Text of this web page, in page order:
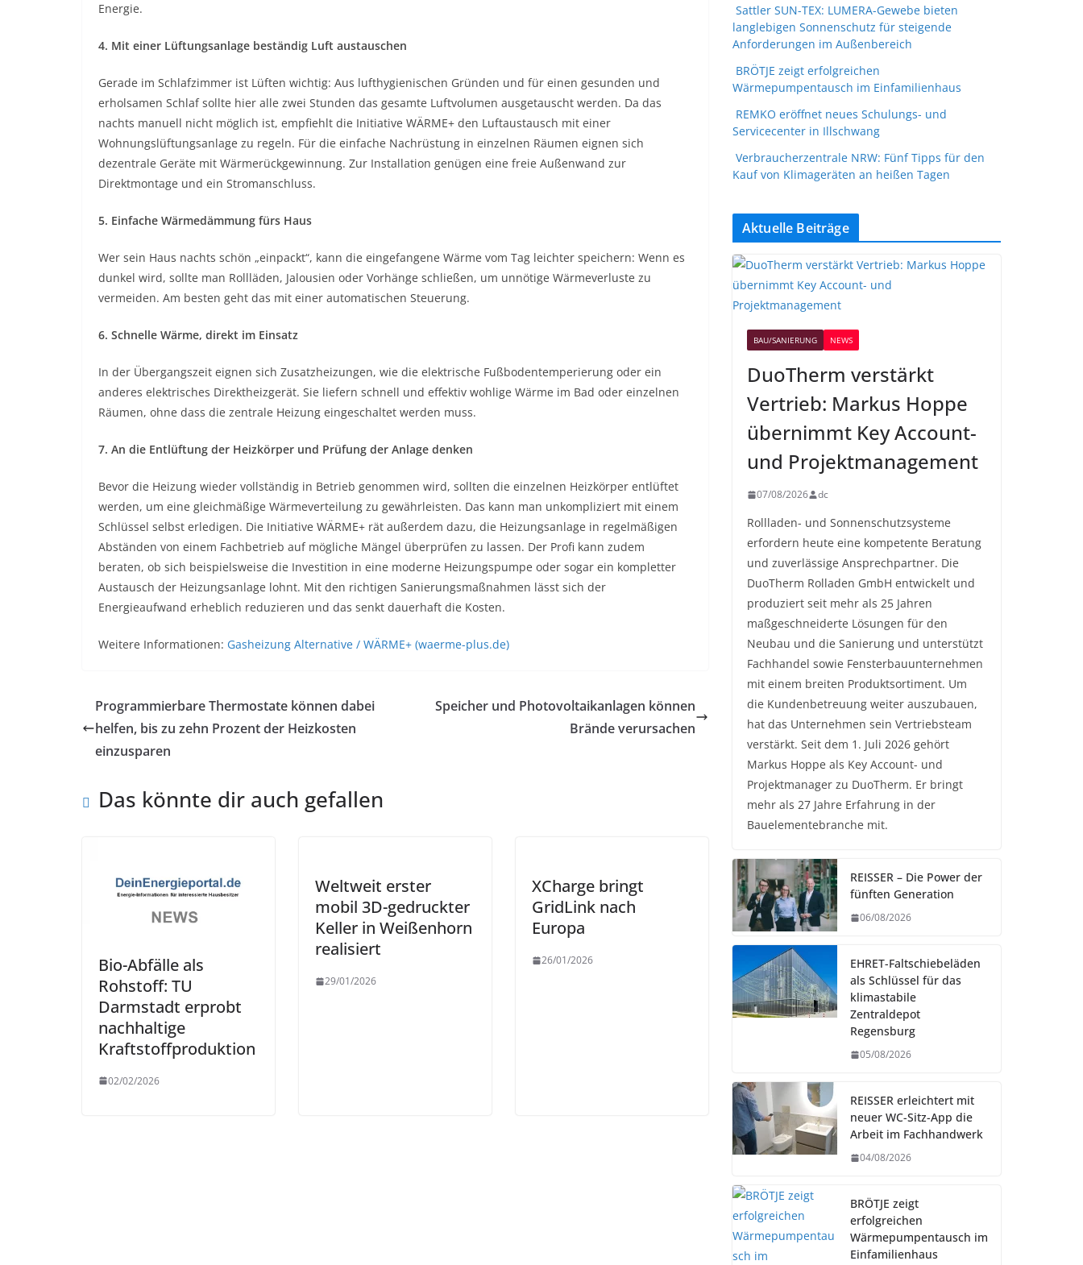
Energie.
4. Mit einer Lüftungsanlage beständig Luft austauschen
Gerade im Schlafzimmer ist Lüften wichtig: Aus lufthygienischen Gründen und für einen gesunden und
erholsamen Schlaf sollte hier alle zwei Stunden das gesamte Luftvolumen ausgetauscht werden. Da das
nachts manuell nicht möglich ist, empfiehlt die Initiative WÄRME+ den Luftaustausch mit einer
Wohnungslüftungsanlage zu regeln. Für die einfache Nachrüstung in einzelnen Räumen eignen sich
dezentrale Geräte mit Wärmerückgewinnung. Zur Installation genügen eine freie Außenwand zur
Direktmontage und ein Stromanschluss.
5. Einfache Wärmedämmung fürs Haus
Wer sein Haus nachts schön „einpackt“, kann die eingefangene Wärme vom Tag leichter speichern: Wenn es
dunkel wird, sollte man Rollläden, Jalousien oder Vorhänge schließen, um unnötige Wärmeverluste zu
vermeiden. Am besten geht das mit einer automatischen Steuerung.
6. Schnelle Wärme, direkt im Einsatz
In der Übergangszeit eignen sich Zusatzheizungen, wie die elektrische Fußbodentemperierung oder ein
anderes elektrisches Direktheizgerät. Sie liefern schnell und effektiv wohlige Wärme im Bad oder einzelnen
Räumen, ohne dass die zentrale Heizung eingeschaltet werden muss.
7. An die Entlüftung der Heizkörper und Prüfung der Anlage denken
Bevor die Heizung wieder vollständig in Betrieb genommen wird, sollten die einzelnen Heizkörper entlüftet
werden, um eine gleichmäßige Wärmeverteilung zu gewährleisten. Das kann man unkompliziert mit einem
Schlüssel selbst erledigen. Die Initiative WÄRME+ rät außerdem dazu, die Heizungsanlage in regelmäßigen
Abständen von einem Fachbetrieb auf mögliche Mängel überprüfen zu lassen. Der Profi kann zudem
beraten, ob sich beispielsweise die Investition in eine moderne Heizungspumpe oder sogar ein kompletter
Austausch der Heizungsanlage lohnt. Mit den richtigen Sanierungsmaßnahmen lässt sich der
Energieaufwand erheblich reduzieren und das senkt dauerhaft die Kosten.
Weitere Informationen: Gasheizung Alternative / WÄRME+ (waerme-plus.de)
Programmierbare Thermostate können dabei
helfen, bis zu zehn Prozent der Heizkosten
einzusparen
Speicher und Photovoltaikanlagen können
Brände verursachen
Das könnte dir auch gefallen
Bio-Abfälle als
Rohstoff: TU
Darmstadt erprobt
nachhaltige
Kraftstoffproduktion
02/02/2026
Weltweit erster
mobil 3D-gedruckter
Keller in Weißenhorn
realisiert
29/01/2026
XCharge bringt
GridLink nach
Europa
26/01/2026
Sattler SUN-TEX: LUMERA-Gewebe bieten
langlebigen Sonnenschutz für steigende
Anforderungen im Außenbereich
BRÖTJE zeigt erfolgreichen
Wärmepumpentausch im Einfamilienhaus
REMKO eröffnet neues Schulungs- und
Servicecenter in Illschwang
Verbraucherzentrale NRW: Fünf Tipps für den
Kauf von Klimageräten an heißen Tagen
Aktuelle Beiträge
BAU/SANIERUNG NEWS
DuoTherm verstärkt
Vertrieb: Markus Hoppe
übernimmt Key Account-
und Projektmanagement
07/08/2026 dc
Rollladen- und Sonnenschutzsysteme
erfordern heute eine kompetente Beratung
und zuverlässige Ansprechpartner. Die
DuoTherm Rolladen GmbH entwickelt und
produziert seit mehr als 25 Jahren
maßgeschneiderte Lösungen für den
Neubau und die Sanierung und unterstützt
Fachhandel sowie Fensterbauunternehmen
mit einem breiten Produktsortiment. Um
die Kundenbetreuung weiter auszubauen,
hat das Unternehmen sein Vertriebsteam
verstärkt. Seit dem 1. Juli 2026 gehört
Markus Hoppe als Key Account- und
Projektmanager zu DuoTherm. Er bringt
mehr als 27 Jahre Erfahrung in der
Bauelementebranche mit.
REISSER – Die Power der
fünften Generation
06/08/2026
EHRET-Faltschiebeläden
als Schlüssel für das
klimastabile
Zentraldepot
Regensburg
05/08/2026
REISSER erleichtert mit
neuer WC-Sitz-App die
Arbeit im Fachhandwerk
04/08/2026
BRÖTJE zeigt
erfolgreichen
Wärmepumpentausch im
Einfamilienhaus